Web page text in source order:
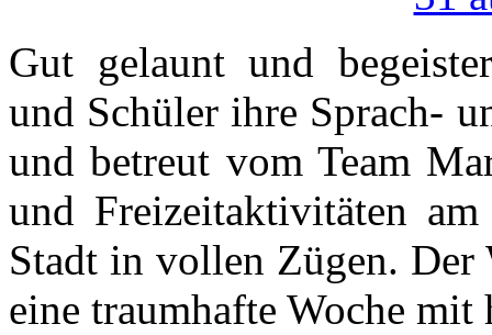
Gut gelaunt und
und Schüler ihre Sprach-
und betreut vom Team
und Freizeitaktivitäten
Stadt in vollen Zügen. Der
eine traumhafte Woche mit